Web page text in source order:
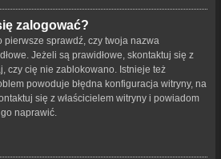
zalogować?
pierwsze sprawdź, czy twoja nazwa
Jeżeli są prawidłowe, skontaktuj się z
czy cię nie zablokowano. Istnieje też
powoduje błędna konfiguracja witryny, na
się z właścicielem witryny i powiadom
naprawić.